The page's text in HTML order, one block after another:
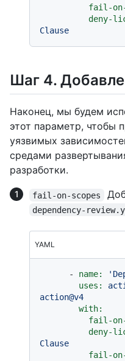
fail-
deny-
Clause
Шаг 4.
Наконец, мы будем
этот параметр, чтобы
уязвимых
средами
разработки.
fail-on-scopes
dependency-
YAML
- name:
uses:
action@v4
with:
fail-
deny-
Clause
fail-on-